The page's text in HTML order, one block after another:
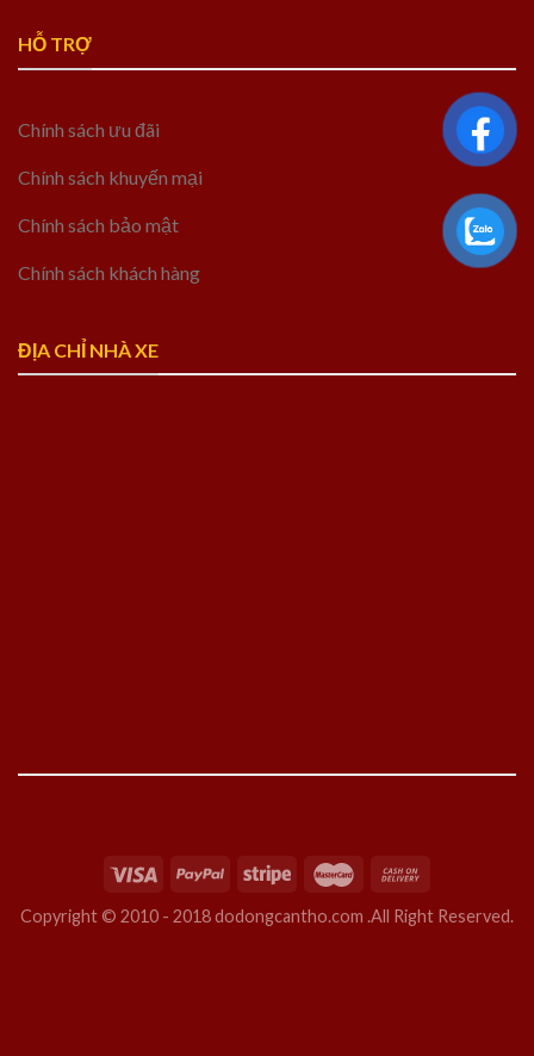
HỖ TRỢ
Chính sách ưu đãi
Chính sách khuyến mại
Chính sách bảo mật
Chính sách khách hàng
ĐỊA CHỈ NHÀ XE
Copyright © 2010 - 2018 dodongcantho.com .All Right Reserved.